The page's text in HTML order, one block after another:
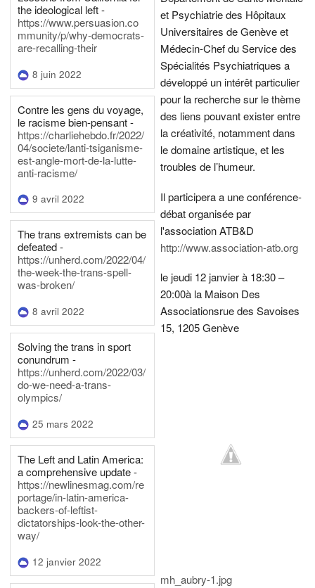
the ideological left -
https://www.persuasion.co
mmunity/p/why-democrats-
are-recalling-their
8 juin 2022
Contre les gens du voyage,
le racisme bien-pensant -
https://charliehebdo.fr/2022/
04/societe/lanti-tsiganisme-
est-angle-mort-de-la-lutte-
anti-racisme/
9 avril 2022
The trans extremists can be
defeated -
https://unherd.com/2022/04/
the-week-the-trans-spell-
was-broken/
8 avril 2022
Solving the trans in sport
conundrum -
https://unherd.com/2022/03/
do-we-need-a-trans-
olympics/
25 mars 2022
The Left and Latin America:
a comprehensive update -
https://newlinesmag.com/re
portage/in-latin-america-
backers-of-leftist-
dictatorships-look-the-other-
way/
12 janvier 2022
et Psychiatrie des Hôpitaux
Universitaires de Genève et
Médecin-Chef du Service des
Spécialités Psychiatriques a
développé un intérêt particulier
pour la recherche sur le thème
des liens pouvant exister entre
la créativité, notamment dans
le domaine artistique, et les
troubles de l’humeur.
Il participera a une conférence-
débat organisée par
l'association ATB&D
http://www.association-atb.org
le jeudi 12 janvier à 18:30 –
20:00à la Maison Des
Associationsrue des Savoises
15, 1205 Genève
mh_aubry-1.jpg